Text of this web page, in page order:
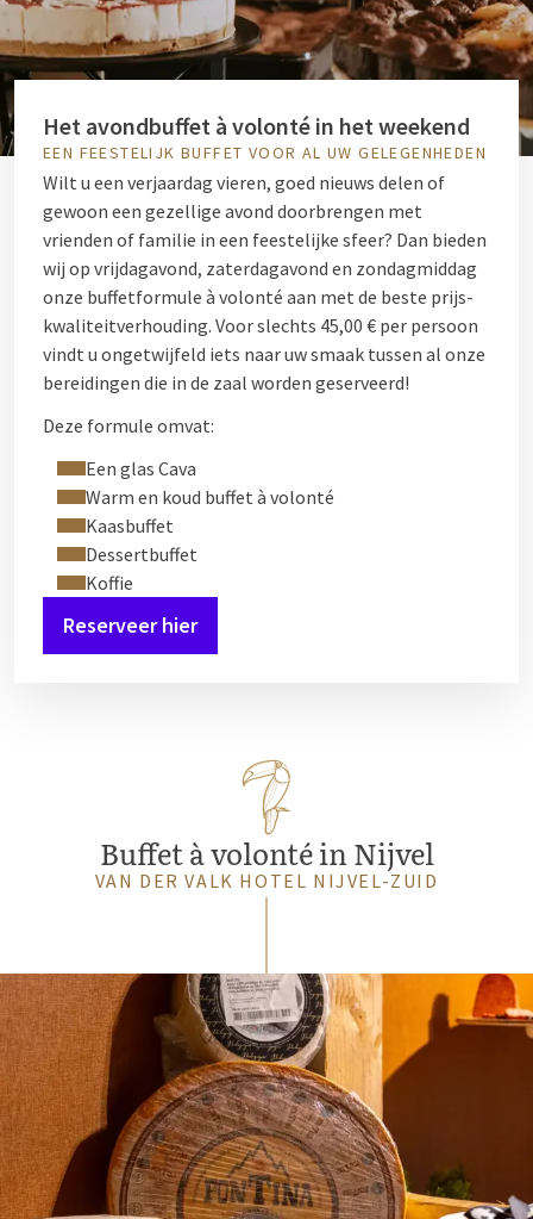
Het avondbuffet à volonté in het weekend
EEN FEESTELIJK BUFFET VOOR AL UW GELEGENHEDEN
Wilt u een verjaardag vieren, goed nieuws delen of
gewoon een gezellige avond doorbrengen met
vrienden of familie in een feestelijke sfeer? Dan bieden
wij op vrijdagavond, zaterdagavond en zondagmiddag
onze buffetformule à volonté aan met de beste prijs-
kwaliteitverhouding. Voor slechts 45,00 € per persoon
vindt u ongetwijfeld iets naar uw smaak tussen al onze
bereidingen die in de zaal worden geserveerd!
Deze formule omvat:
Een glas Cava
Warm en koud buffet à volonté
Kaasbuffet
Dessertbuffet
Koffie
Reserveer hier
Buffet à volonté in Nijvel
VAN DER VALK HOTEL NIJVEL-ZUID